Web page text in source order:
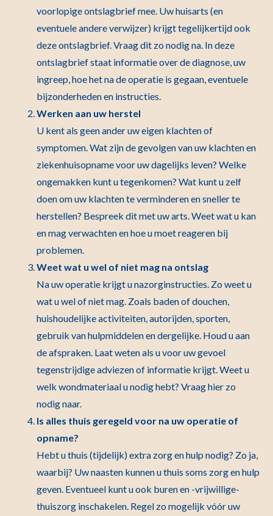
voorlopige ontslagbrief mee. Uw huisarts (en
eventuele andere verwijzer) krijgt tegelijkertijd ook
deze ontslagbrief. Vraag dit zo nodig na. In deze
ontslagbrief staat informatie over de diagnose, uw
ingreep, hoe het na de operatie is gegaan, eventuele
bijzonderheden en instructies.
Werken aan uw herstel
U kent als geen ander uw eigen klachten of
symptomen. Wat zijn de gevolgen van uw klachten en
ziekenhuisopname voor uw dagelijks leven? Welke
ongemakken kunt u tegenkomen? Wat kunt u zelf
doen om uw klachten te verminderen en sneller te
herstellen? Bespreek dit met uw arts. Weet wat u kan
en mag verwachten en hoe u moet reageren bij
problemen.
Weet wat u wel of niet mag na ontslag
Na uw operatie krijgt u nazorginstructies. Zo weet u
wat u wel of niet mag. Zoals baden of douchen,
huishoudelijke activiteiten, autorijden, sporten,
gebruik van hulpmiddelen en dergelijke. Houd u aan
de afspraken. Laat weten als u voor uw gevoel
tegenstrijdige adviezen of informatie krijgt. Weet u
welk wondmateriaal u nodig hebt? Vraag hier zo
nodig naar.
Is alles thuis geregeld voor na uw operatie of
opname?
Hebt u thuis (tijdelijk) extra zorg en hulp nodig? Zo ja,
waarbij? Uw naasten kunnen u thuis soms zorg en hulp
geven. Eventueel kunt u ook buren en -vrijwillige-
thuiszorg inschakelen. Regel zo mogelijk vóór uw